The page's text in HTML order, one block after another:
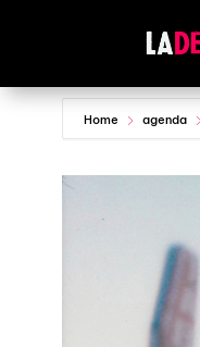
Home agenda